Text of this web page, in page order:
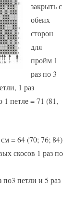
закрыть с
обеих
сторон
для
пройм 1
раз по 3
1 раз
1 петле = 71 (81,
= 64 (70; 76; 84)
скосов 1 раз по
петли и 5 раз